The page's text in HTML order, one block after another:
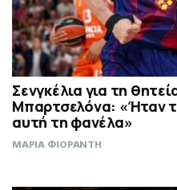
Σενγκέλια για τη
Μπαρτσελόνα: «Ήταν
αυτή τη φανέλα»
ΜΑΡΙΑ ΦΙΟΡΑΝΤΗ